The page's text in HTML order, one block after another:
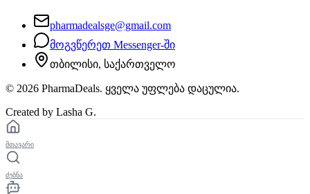
pharmadealsge@gmail.com
მოგვწერეთ Messenger-ში
თბილისი, საქართველო
© 2026 PharmaDeals. ყველა უფლება დაცულია.
Created by Lasha G.
მთავარი
ძებნა